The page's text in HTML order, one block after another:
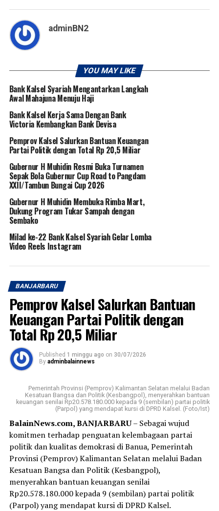
adminBN2
YOU MAY LIKE
Bank Kalsel Syariah Mengantarkan Langkah
Awal Mahajuna Menuju Haji
Bank Kalsel Kerja Sama Dengan Bank
Victoria Kembangkan Bank Devisa
Pemprov Kalsel Salurkan Bantuan Keuangan
Partai Politik dengan Total Rp 20,5 Miliar
Gubernur H Muhidin Resmi Buka Turnamen
Sepak Bola Gubernur Cup Road to Pangdam
XXII/Tambun Bungai Cup 2026
Gubernur H Muhidin Membuka Rimba Mart,
Dukung Program Tukar Sampah dengan
Sembako
Milad ke-22 Bank Kalsel Syariah Gelar Lomba
Video Reels Instagram
BANJARBARU
Pemprov Kalsel Salurkan Bantuan
Keuangan Partai Politik dengan
Total Rp 20,5 Miliar
Published 1 minggu ago on 30/07/2026
By adminbalainnews
Pemerintah Provinsi (Pemprov) Kalimantan Selatan melalui Badan
Kesatuan Bangsa dan Politik (Kesbangpol), menyerahkan bantuan
keuangan senilai Rp20.578.180.000 kepada 9 (sembilan) partai politik
(Parpol) yang mendapat kursi di DPRD Kalsel. (Foto/Ist)
BalainNews.com, BANJARBARU– Sebagai wujud
komitmen terhadap penguatan kelembagaan partai
politik dan kualitas demokrasi di Banua, Pemerintah
Provinsi (Pemprov) Kalimantan Selatan melalui Badan
Kesatuan Bangsa dan Politik (Kesbangpol),
menyerahkan bantuan keuangan senilai
Rp20.578.180.000 kepada 9 (sembilan) partai politik
(Parpol) yang mendapat kursi di DPRD Kalsel.